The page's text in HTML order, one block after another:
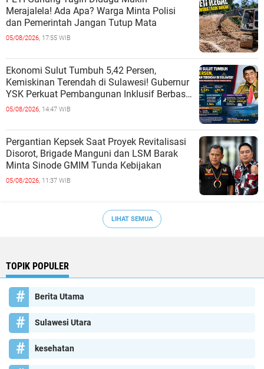
Merajalela! Ada Apa? Warga Minta Polisi
dan Pemerintah Jangan Tutup Mata
05/08/2026, 17:55 WIB
Ekonomi Sulut Tumbuh 5,42 Persen,
Kemiskinan Terendah di Sulawesi! Gubernur
YSK Perkuat Pembangunan Inklusif Berbasis
Rakyat
05/08/2026, 14:47 WIB
Pergantian Kepsek Saat Proyek Revitalisasi
Disorot, Brigade Manguni dan LSM Barak
Minta Sinode GMIM Tunda Kebijakan
05/08/2026, 11:37 WIB
LIHAT SEMUA
TOPIK POPULER
Berita Utama
Sulawesi Utara
kesehatan